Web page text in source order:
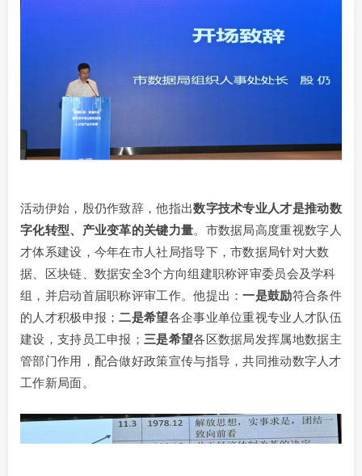
活动伊始，殷仍作致辞，他指出数字技术专业人才是推动数
字化转型、产业变革的关键力量。市数据局高度重视数字人
才体系建设，今年在市人社局指导下，市数据局针对大数
据、区块链、数据安全3个方向组建职称评审委员会及学科
组，并启动首届职称评审工作。他提出：一是鼓励符合条件
的人才积极申报；二是希望各企事业单位重视专业人才队伍
建设，支持员工申报； 三是希望各区数据局发挥属地数据主
管部门作用，配合做好政策宣传与指导，共同推动数字人才
工作新局面。